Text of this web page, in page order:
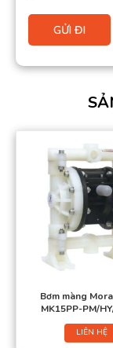
Bơm màng
MK15PP-PM/
LIÊN HỆ